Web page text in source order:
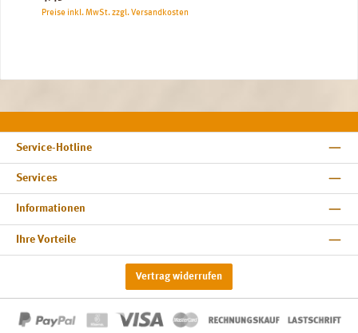
Preise inkl. MwSt. zzgl. Versandkosten
Service-Hotline
Services
Informationen
Ihre Vorteile
Vertrag widerrufen